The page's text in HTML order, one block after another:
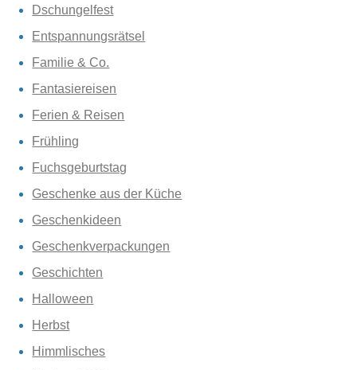
Dschungelfest
Entspannungsrätsel
Familie & Co.
Fantasiereisen
Ferien & Reisen
Frühling
Fuchsgeburtstag
Geschenke aus der Küche
Geschenkideen
Geschenkverpackungen
Geschichten
Halloween
Herbst
Himmlisches